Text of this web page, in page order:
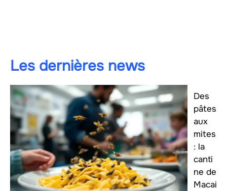
Les dernières news
Des
pâtes
aux
mites
: la
canti
ne de
Macai